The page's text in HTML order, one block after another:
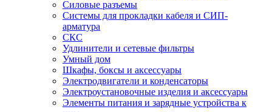
Силовые разъемы
Системы для прокладки кабеля и СИП-
арматура
СКС
Удлинители и сетевые фильтры
Умный дом
Шкафы, боксы и аксессуары
Электродвигатели и конденсаторы
Электроустановочные изделия и аксессуары
Элементы питания и зарядные устройства к